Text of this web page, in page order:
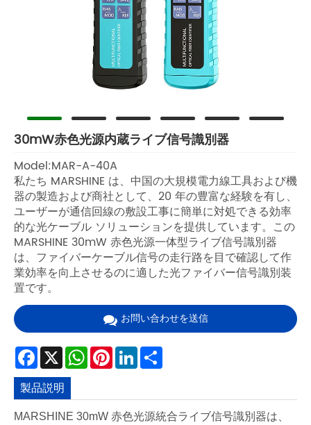
30mW赤色光源内蔵ライブ信号識別器
Model:MAR-A-40A
私たち MARSHINE は、中国の大規模電力線工具および機
器の製造および商社として、20 年の豊富な経験を有し、
ユーザーが通信回線の敷設工事に簡単に対処できる効率
的な光ケーブル ソリューションを提供しています。この
MARSHINE 30mW 赤色光源一体型ライブ信号識別器
は、ファイバーケーブル信号の走行路を目で確認して作
業効率を向上させるのに適した光ファイバー信号識別装
置です。
お問い合わせを送信
Facebook
X WhatsApp
Pinterest
LinkedIn
製品説明
MARSHINE 30mW 赤色光源統合ライブ信号識別器は、